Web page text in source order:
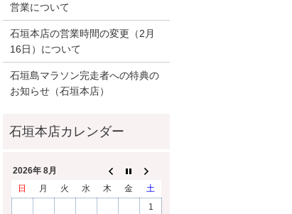
営業について
石垣本店の営業時間の変更（2月
16日）について
石垣島マラソン完走者への特典の
お知らせ（石垣本店）
2026年 8月
日
月 火 水 木 金
土
1